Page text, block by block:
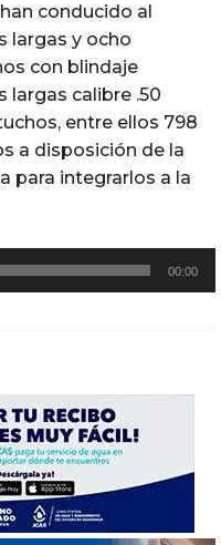
conducido al
largas y ocho
con blindaje
largas calibre .50
entre ellos 798
a disposición de la
para integrarlos a la
00:00